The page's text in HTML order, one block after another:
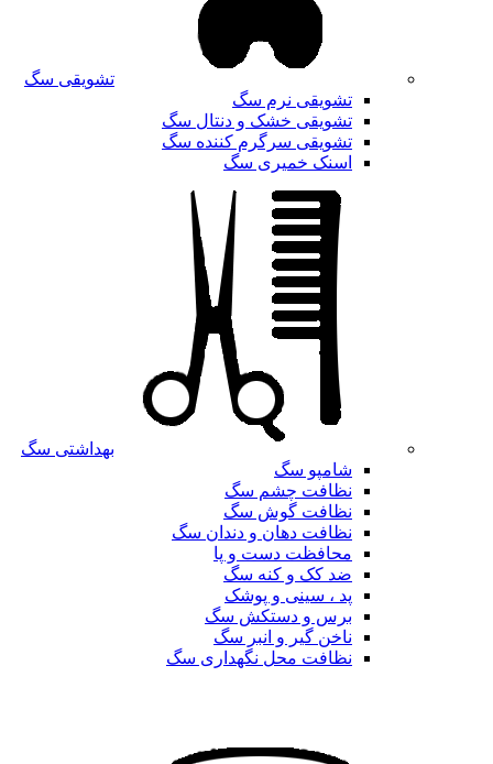
تشویقی سگ
تشویقی نرم سگ
تشویقی خشک و دنتال سگ
تشویقی سرگرم کننده سگ
اسنک خمیری سگ
بهداشتی سگ
شامپو سگ
نظافت چشم سگ
نظافت گوش سگ
نظافت دهان و دندان سگ
محافظت دست و پا
ضد کک و کنه سگ
پد ، سینی و پوشک
برس و دستکش سگ
ناخن گیر و انبر سگ
نظافت محل نگهداری سگ